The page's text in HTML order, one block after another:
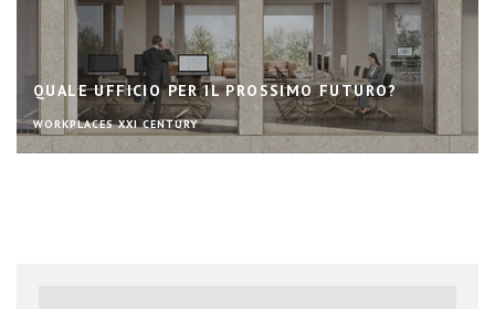
QUALE UFFICIO PER IL PROSSIMO FUTURO?
WORKPLACES XXI CENTURY